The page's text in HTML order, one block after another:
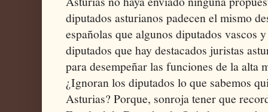
diputados asturianos padecen el mismo
españolas que algunos diputados vascos
diputados que hay destacados juristas
para desempeñar las funciones de la alta
¿Ignoran los diputados lo que sabemos
Asturias? Porque, sonroja tener que